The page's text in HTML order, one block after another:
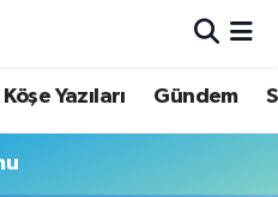
Köşe Yazıları Gündem